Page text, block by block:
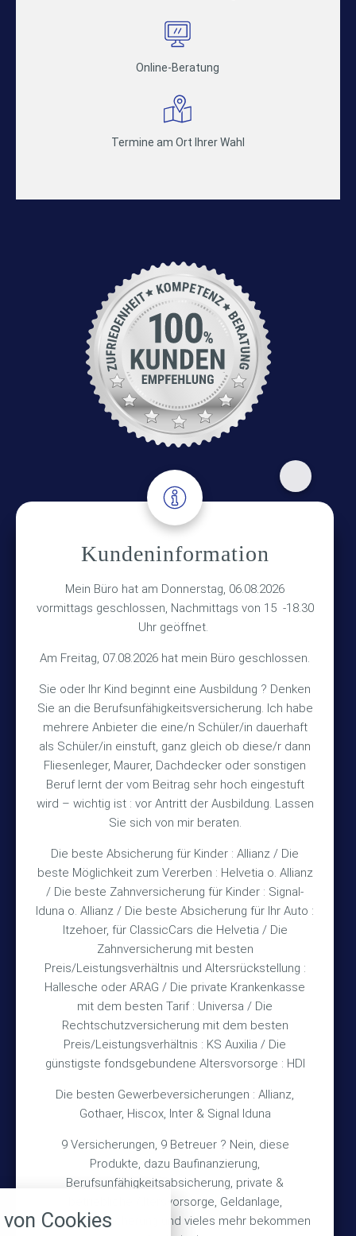
Kundeninformation
Mein Büro hat am Donnerstag, 06.08.2026
vormittags geschlossen, Nachmittags von 15 -18.30
Uhr geöffnet.
Am Freitag, 07.08.2026 hat mein Büro geschlossen.
Sie oder Ihr Kind beginnt eine Ausbildung ? Denken
Sie an die Berufsunfähigkeitsversicherung. Ich habe
mehrere Anbieter die eine/n Schüler/in dauerhaft
als Schüler/in einstuft, ganz gleich ob diese/r dann
Fliesenleger, Maurer, Dachdecker oder sonstigen
Beruf lernt der vom Beitrag sehr hoch eingestuft
wird – wichtig ist : vor Antritt der Ausbildung. Lassen
Sie sich von mir beraten.
Die beste Absicherung für Kinder : Allianz / Die
beste Möglichkeit zum Vererben : Helvetia o. Allianz
/ Die beste Zahnversicherung für Kinder : Signal-
Iduna o. Allianz / Die beste Absicherung für Ihr Auto :
Itzehoer, für ClassicCars die Helvetia / Die
Zahnversicherung mit besten
Preis/Leistungsverhältnis und Altersrückstellung :
Hallesche oder ARAG / Die private Krankenkasse
mit dem besten Tarif : Universa / Die
Rechtschutzversicherung mit dem besten
Preis/Leistungsverhältnis : KS Auxilia / Die
günstigste fondsgebundene Altersvorsorge : HDI
Die besten Gewerbeversicherungen : Allianz,
Gothaer, Hiscox, Inter & Signal Iduna
9 Versicherungen, 9 Betreuer ? Nein, diese
Produkte, dazu Baufinanzierung,
Berufsunfähigkeitsabsicherung, private &
betriebliche Altersvorsorge, Geldanlage,
Gebäudeversicherung und vieles mehr bekommen
Online-Beratung
Termine am Ort Ihrer Wahl
Adresse
Versicherungsmakler Haberkamp GmbH
Hinterkampstr.1a
30890 Barsinghausen
Kontakt
TEL +49 (5105) 1811
FAX +49 (5105) 2720
MAIL vmh1a@web.de
Bürozeiten
Mo – Fr 10:15 – 12:00 Uhr
und nach Vereinbarung
Rechtliches
Impressum
Datenschutz
Erstinformation
Wichtiges
Über mich
Bedarfsermittlung
Schadensmeldung
Cookies
alle verwendeten Cookies und